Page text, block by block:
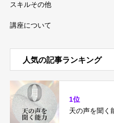
スキルその他
講座について
人気の記事ランキング
1位
天の声を聞く